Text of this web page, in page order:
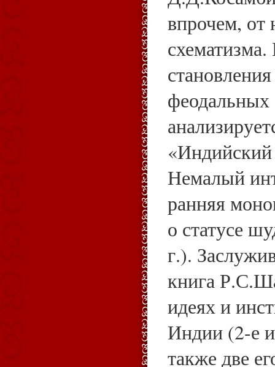
впрочем, от
Немалый
ранняя
о статусе
г.).
книга
идеях и
Индии (2-е
также две